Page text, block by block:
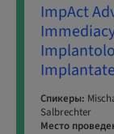
ImpAct
Спикеры:
Salbrechter
Место